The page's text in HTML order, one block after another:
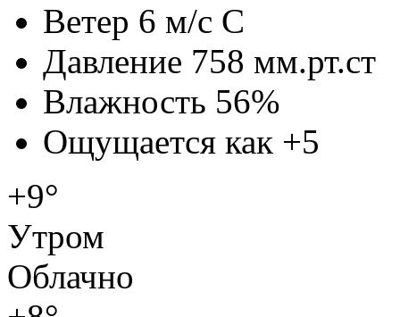
Ветер 6 м/с С
Давление 758 мм.рт.ст
Влажность 56%
Ощущается как +5
+9°
Утром
Облачно